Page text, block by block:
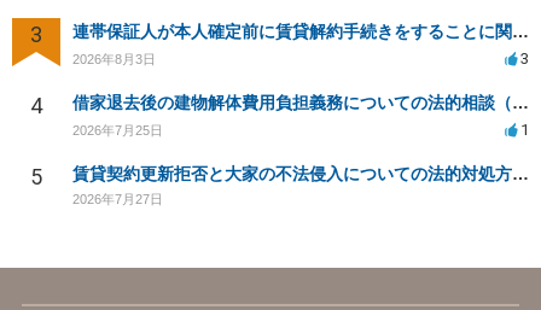
3 連帯保証人が本人確定前に賃貸解約手続きをすることに関して
2026年8月3日 3
4 借家退去後の建物解体費用負担義務についての法的相談（補足説明修正）
2026年7月25日 1
5 賃貸契約更新拒否と大家の不法侵入についての法的対処方法は？
2026年7月27日